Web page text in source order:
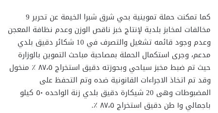
كما تمكنت حملة تموينية بحي شرق شبرا الخيمة عن تحرير 9
مخالفات لمخابز بلدية لإنتاج خبز ناقص الوزن وعدم نظافة المعجن
وعدم وجود قائمه تشغيل والتصرف في 10 شكائر دقيق بلدي
مدعم، وجرى استكمال الحملة بمصاحبة مباحث التموين بالوزارة
حيث تم ضبط مخبز سياحي وبحوزته دقيق استخراج ٨٧،٥ ٪؜ منخول
وقد تم اتخاذ الاجراءات القانونية ضده وتم التحفظ على
المضبوطات وهى 20 شيكارة دقيق بلدي زنة الواحده ٥٠ كيلو
باجمالي و١ طن دقيق استخراج ٨٧،٥ ٪؜.